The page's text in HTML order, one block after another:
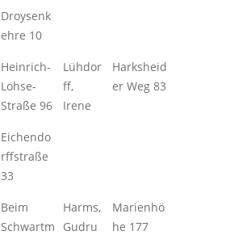
Droysenk
ehre 10
Heinrich-
Lohse-
Straße 96
Lühdor
ff,
Irene
Harksheid
er Weg 83
Eichendo
rffstraße
33
Beim
Schwartm
Harms,
Gudru
Marienhö
he 177